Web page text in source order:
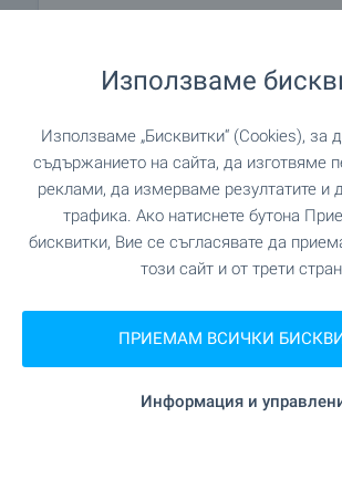
модерна София. Извисяващи се над
остъклени фасади, елегантни линии
впечатляваща вертикална
създават усещането за лекота,
престиж. Отлична възможност да
от една от най-впечатляващите
сгради в София – проект, който ще
своя отпечатък в градската среда.
още сега!
ВИЖТЕ ОЩЕ
Използваме
Използваме „Бисквитки“ (Cookies), за
съдържанието на сайта, да изготвяме
реклами, да измерваме резултатите и
трафика. Ако натиснете бутона
бисквитки, Вие се съгласявате да
този сайт и от трети
ПРИЕМАМ ВСИЧКИ
Информация и